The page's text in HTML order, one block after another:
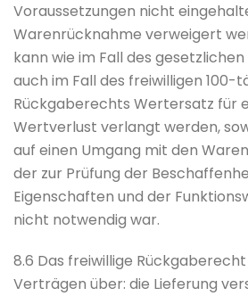
Voraussetzungen nicht
Warenrücknahme verweigert
kann wie im Fall des
auch im Fall des freiwilligen 100-
Rückgaberechts Wertersatz für
Wertverlust verlangt werden,
auf einen Umgang mit den
der zur Prüfung der
Eigenschaften und der
nicht notwendig war.
8.6 Das freiwillige
Verträgen über: die Lieferung